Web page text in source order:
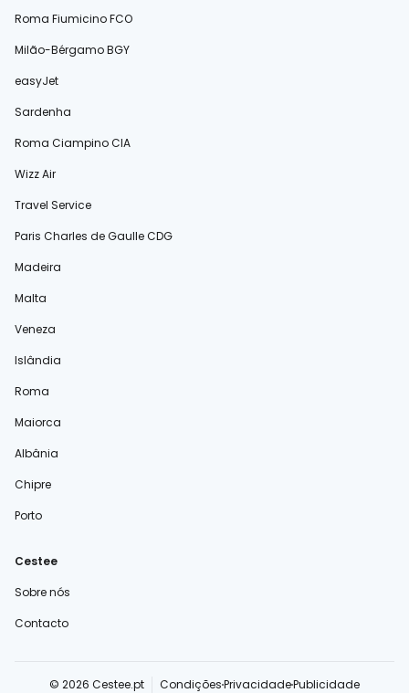
Roma Fiumicino FCO
Milão-Bérgamo BGY
easyJet
Sardenha
Roma Ciampino CIA
Wizz Air
Travel Service
Paris Charles de Gaulle CDG
Madeira
Malta
Veneza
Islândia
Roma
Maiorca
Albânia
Chipre
Porto
Cestee
Sobre nós
Contacto
© 2026 Cestee.pt CondiçõesPrivacidadePublicidade